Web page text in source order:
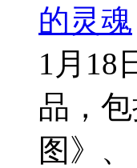
1月18
品，
图》